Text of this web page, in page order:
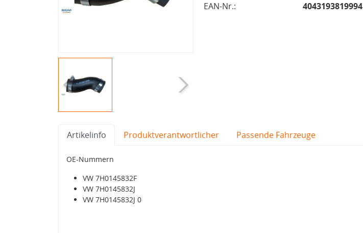
EAN-Nr.:
4043193819994
Artikelinfo Produktverantwortlicher Passende Fahrzeuge
OE-Nummern
VW 7H0145832F
VW 7H0145832J
VW 7H0145832J 0